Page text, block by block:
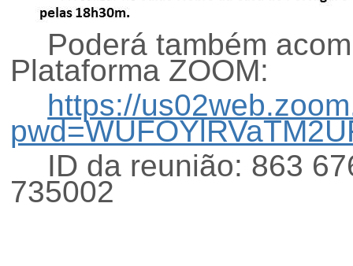
Poderá também
Plataforma ZOOM:
https://
ID da reunião: 863
735002